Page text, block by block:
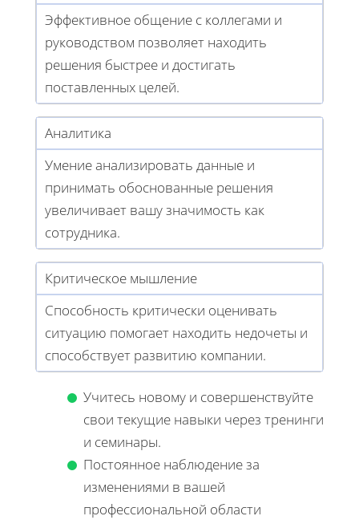
Эффективное общение с коллегами и
руководством позволяет находить
решения быстрее и достигать
поставленных целей.
Аналитика
Умение анализировать данные и
принимать обоснованные решения
увеличивает вашу значимость как
сотрудника.
Критическое мышление
Способность критически оценивать
ситуацию помогает находить недочеты и
способствует развитию компании.
Учитесь новому и совершенствуйте
свои текущие навыки через тренинги
и семинары.
Постоянное наблюдение за
изменениями в вашей
профессиональной области